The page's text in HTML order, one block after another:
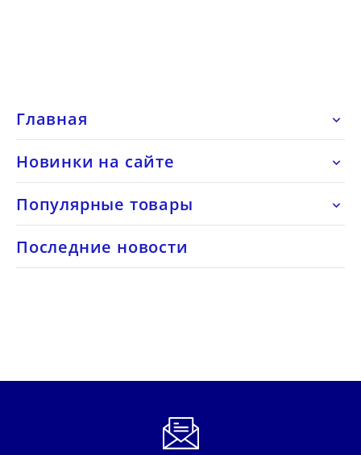
Главная 
Новинки на сайте 
Популярные товары 
Последние новости